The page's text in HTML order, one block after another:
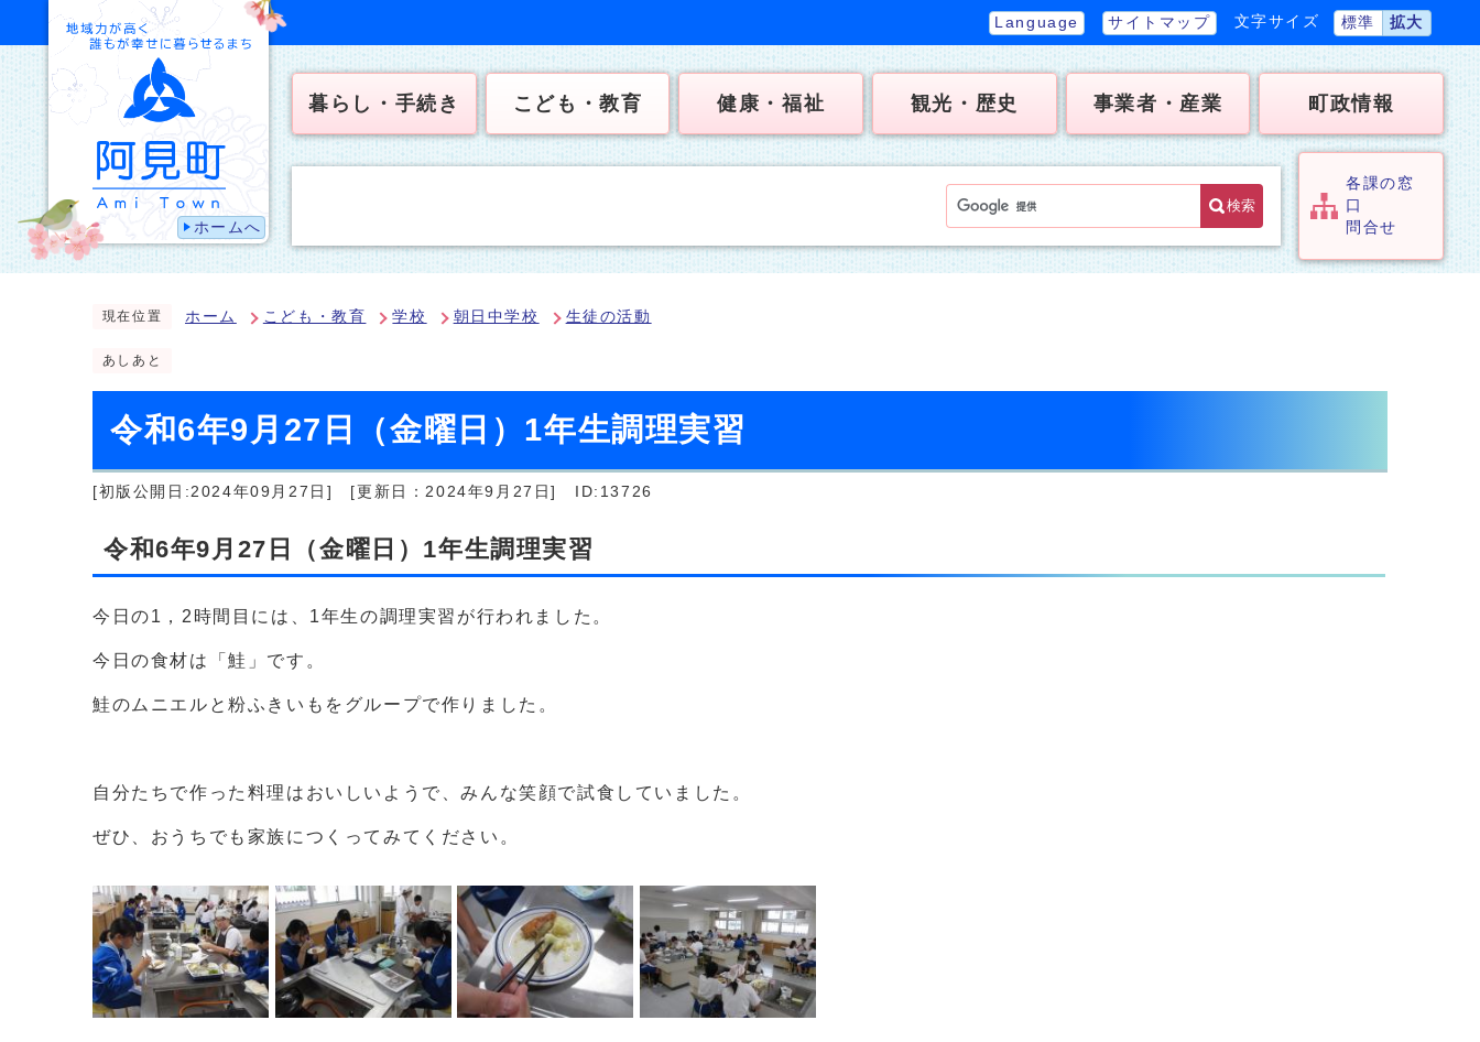
ホームへ
Language サイトマップ 文字サイズ 標準 拡大
暮らし・手続き こども・教育 健康・福祉 観光・歴史 事業者・産業 町政情報
検索
各課の窓
口
問合せ
現在位置 ホーム こども・教育 学校 朝日中学校 生徒の活動
あしあと
令和6年9月27日（金曜日）1年生調理実習
[初版公開日:2024年09月27日] [更新日：2024年9月27日] ID:13726
令和6年9月27日（金曜日）1年生調理実習
今日の1，2時間目には、1年生の調理実習が行われました。
今日の食材は「鮭」です。
鮭のムニエルと粉ふきいもをグループで作りました。
自分たちで作った料理はおいしいようで、みんな笑顔で試食していました。
ぜひ、おうちでも家族につくってみてください。